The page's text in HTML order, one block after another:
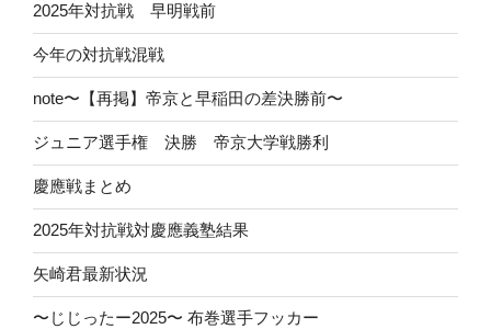
2025年対抗戦 早明戦前
今年の対抗戦混戦
note〜【再掲】帝京と早稲田の差決勝前〜
ジュニア選手権 決勝 帝京大学戦勝利
慶應戦まとめ
2025年対抗戦対慶應義塾結果
矢崎君最新状況
〜じじったー2025〜 布巻選手フッカー